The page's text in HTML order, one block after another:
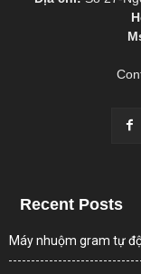
Recent Posts
Máy nhuộm gram tự